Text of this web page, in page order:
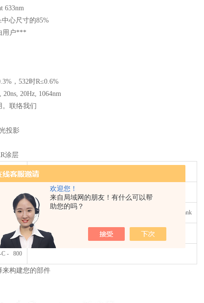
欢迎您！
来自局域网的朋友！有什么可以帮
助您的吗？
633nm
心尺寸的85%
用户***
，532时R≤0.6%
20Hz, 1064nm
联络我们
投影
涂层
STEP-2
WAVELENGTH OF AR COATING (nm) for uncoated leave blank
800
C - 800
来构建您的部件